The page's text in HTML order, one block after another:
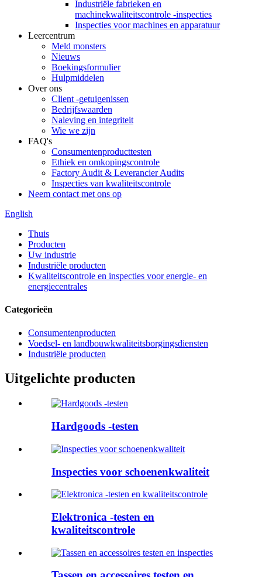
Industriële fabrieken en
machinekwaliteitscontrole -inspecties
Inspecties voor machines en apparatuur
Leercentrum
Meld monsters
Nieuws
Boekingsformulier
Hulpmiddelen
Over ons
Client -getuigenissen
Bedrijfswaarden
Naleving en integriteit
Wie we zijn
FAQ's
Consumentenproducttesten
Ethiek en omkopingscontrole
Factory Audit & Leverancier Audits
Inspecties van kwaliteitscontrole
Neem contact met ons op
English
Thuis
Producten
Uw industrie
Industriële producten
Kwaliteitscontrole en inspecties voor energie- en
energiecentrales
Categorieën
Consumentenproducten
Voedsel- en landbouwkwaliteitsborgingsdiensten
Industriële producten
Uitgelichte producten
Hardgoods -testen
Inspecties voor schoenenkwaliteit
Elektronica -testen en
kwaliteitscontrole